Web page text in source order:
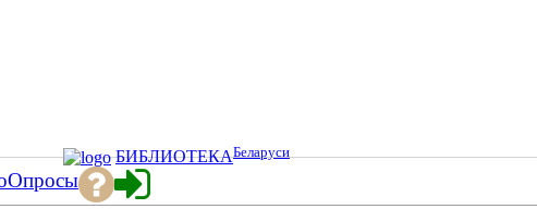
БИБЛИОТЕКАБеларуси
Опросы